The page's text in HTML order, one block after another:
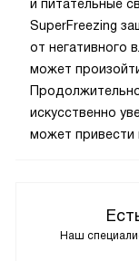
Наш
и питательные
SuperFreezing
от негативного
может
искусственно
может привести